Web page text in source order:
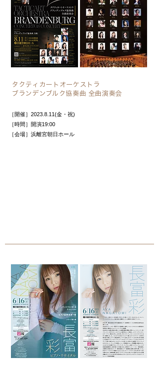
タクティカートオーケストラ
ブランデンブルク協奏曲 全曲演奏会
［開催］2023.8.11(金・祝)
［時間］開演19:00
［会場］浜離宮朝日ホール